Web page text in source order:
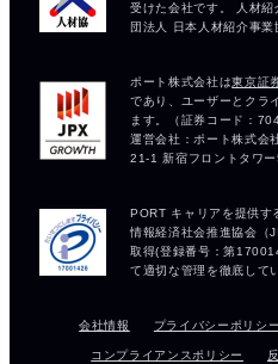
会社情報 プライバシーポリシー
コンプライアンスポリシー